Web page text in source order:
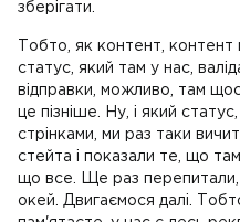
зберігати.
Тобто, як контент, контент
статус, який там у нас,
відправки, можливо, там
це пізніше. Ну, і який
стрінками, ми раз таки
стейта і показали те, що
що все. Ще раз перепитали,
окей. Двигаємося далі.